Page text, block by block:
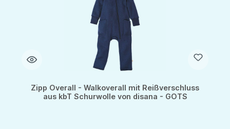
Zipp Overall - Walkoverall mit Reißverschluss
aus kbT Schurwolle von disana - GOTS